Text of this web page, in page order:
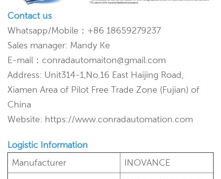
Contact us
Whatsapp/Mobile：+86 18659279237
Sales manager: Mandy Ke
E-mail：conradautomaiton@gmail.com
Address: Unit314-1,No.16 East Haijing Road,
Xiamen Area of Pilot Free Trade Zone (Fujian) of
China
Website: https://www.conradautomation.com
Logistic Information
Manufacturer
INOVANCE